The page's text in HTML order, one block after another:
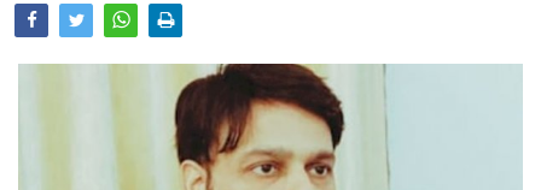
Photo Gallery